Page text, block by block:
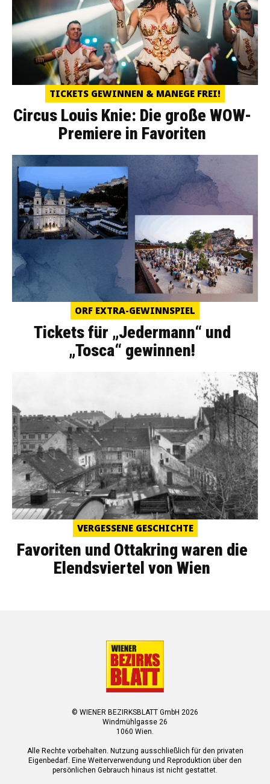
TICKETS GEWINNEN & MANEGE FREI!
Circus Louis Knie: Die große WOW-
Premiere in Favoriten
ORF EXTRA-GEWINNSPIEL
Tickets für „Jedermann“ und
„Tosca“ gewinnen!
VERGESSENE GESCHICHTE
Favoriten und Ottakring waren die
Elendsviertel von Wien
© WIENER BEZIRKSBLATT GmbH 2026
Windmühlgasse 26
1060 Wien.
Alle Rechte vorbehalten. Nutzung ausschließlich für den privaten
Eigenbedarf. Eine Weiterverwendung und Reproduktion über den
persönlichen Gebrauch hinaus ist nicht gestattet.